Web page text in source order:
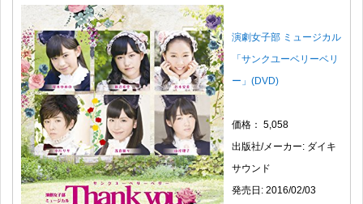
演劇女子部 ミュージカル
「サンクユーベリーベリ
ー」(DVD)
価格： 5,058
出版社/メーカー: ダイキ
サウンド
発売日: 2016/02/03